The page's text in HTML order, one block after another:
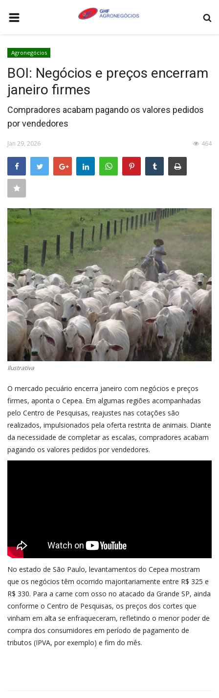
AGRONEGÓCIOS
LEILÕES
FEIRAS E EVENTOS
LOGÍSTICA
COLUNISTA
QUEM SOMOS
CONTATO
CONECTE-SE
REGISTO
Agronegócios
BOI: Negócios e preços encerram
janeiro firmes
Compradores acabam pagando os valores pedidos
por vendedores
Jan 29, 2026 464
Ilustrativa
O mercado pecuário encerra janeiro com negócios e preços
firmes, aponta o Cepea. Em algumas regiões acompanhadas
pelo Centro de Pesquisas, reajustes nas cotações são
realizados, impulsionados pela oferta restrita de animais. Diante
da necessidade de completar as escalas, compradores acabam
pagando os valores pedidos por vendedores.
No estado de São Paulo, levantamentos do Cepea mostram
que os negócios têm ocorrido majoritariamente entre R$ 325 e
R$ 330. Para a carne com osso no atacado da Grande SP, ainda
conforme o Centro de Pesquisas, os preços dos cortes que
vinham em alta se enfraqueceram, refletindo o menor poder de
compra dos consumidores em período de pagamento de
tributos (IPVA, por exemplo) e fim do mês.